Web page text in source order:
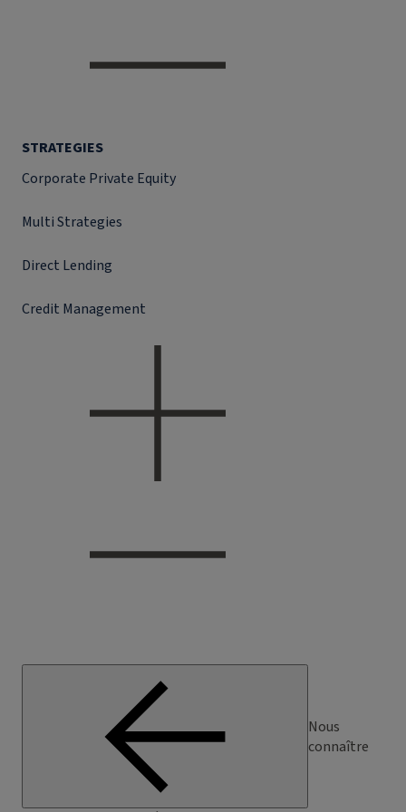
STRATEGIES
Corporate Private Equity
Multi Strategies
Direct Lending
Credit Management
Nous
connaître